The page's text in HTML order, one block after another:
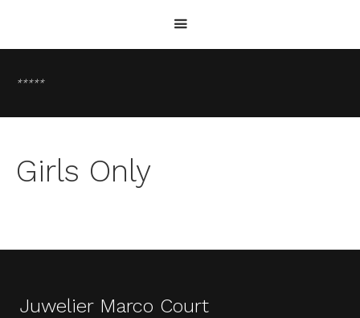
*****
Girls Only
Juwelier Marco Court